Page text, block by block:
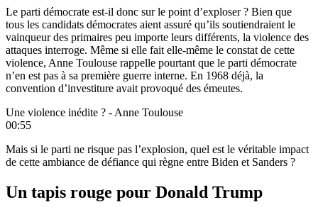
Le parti démocrate est-il donc sur le point d’exploser ? Bien que
tous les candidats démocrates aient assuré qu’ils soutiendraient le
vainqueur des primaires peu importe leurs différents, la violence des
attaques interroge. Même si elle fait elle-même le constat de cette
violence, Anne Toulouse rappelle pourtant que le parti démocrate
n’en est pas à sa première guerre interne. En 1968 déjà, la
convention d’investiture avait provoqué des émeutes.
Une violence inédite ? - Anne Toulouse
00:55
Mais si le parti ne risque pas l’explosion, quel est le véritable impact
de cette ambiance de défiance qui règne entre Biden et Sanders ?
Un tapis rouge pour Donald Trump